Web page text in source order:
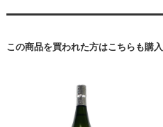
この商品を買われた方はこちらも購入